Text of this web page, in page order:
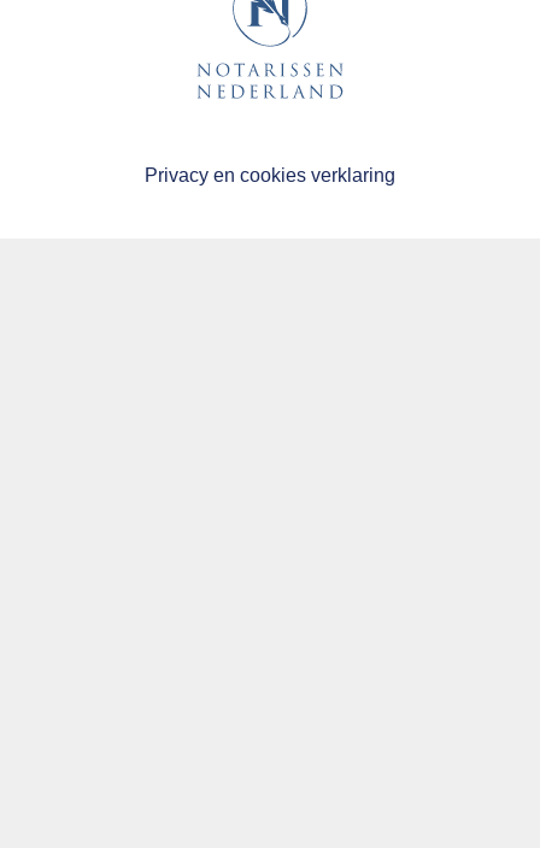
Privacy en cookies verklaring